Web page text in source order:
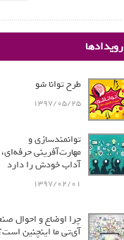
رویدادها
طرح توانا شو
1397/05/25
توانمندسازی و
مهارت‌آفرینی حرفه‌ای،
آداب خودش را دارد
1397/02/01
چرا اوضاع و احوال
آی‌تی ما اینچنین